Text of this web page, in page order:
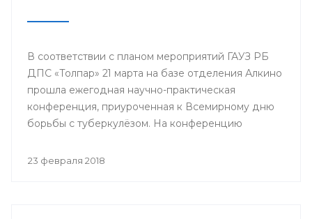
В соответствии с планом мероприятий ГАУЗ РБ
ДПС «Толпар» 21 марта на базе отделения Алкино
прошла ежегодная научно-практическая
конференция, приуроченная к Всемирному дню
борьбы с туберкулёзом. На конференцию
санатория, а так же почётные гости.
23 февраля 2018